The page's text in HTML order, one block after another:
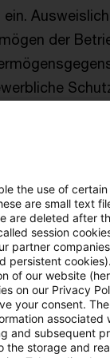
der
und
der
an der
the use of
are small text
are deleted after
session
partner
persistent
of our website
on our Privacy
your consent.
associated
and subsequent
the storage and